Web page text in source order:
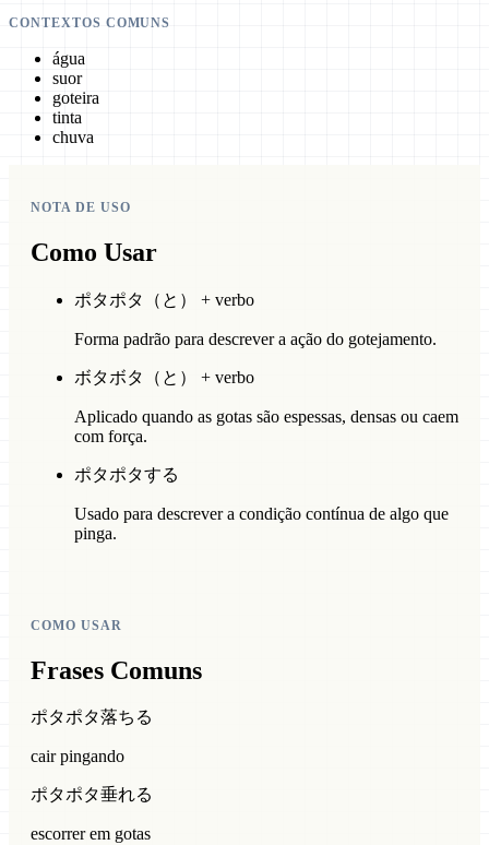
CONTEXTOS COMUNS
água
suor
goteira
tinta
chuva
NOTA DE USO
Como Usar
ポタポタ（と） + verbo
Forma padrão para descrever a ação do gotejamento.
ボタボタ（と） + verbo
Aplicado quando as gotas são espessas, densas ou caem
com força.
ポタポタする
Usado para descrever a condição contínua de algo que
pinga.
COMO USAR
Frases Comuns
ポタポタ落ちる
cair pingando
ポタポタ垂れる
escorrer em gotas